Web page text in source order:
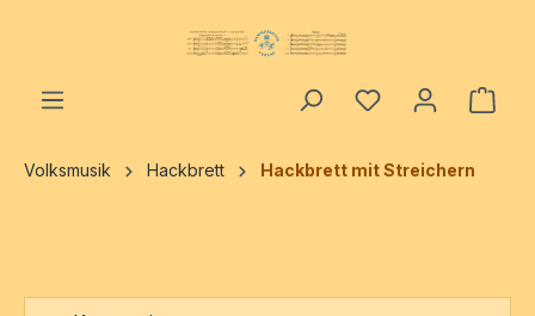
Volksmusik Hackbrett Hackbrett mit Streichern